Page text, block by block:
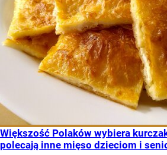
Większość Polaków wybiera
polecają inne mięso dzieciom i